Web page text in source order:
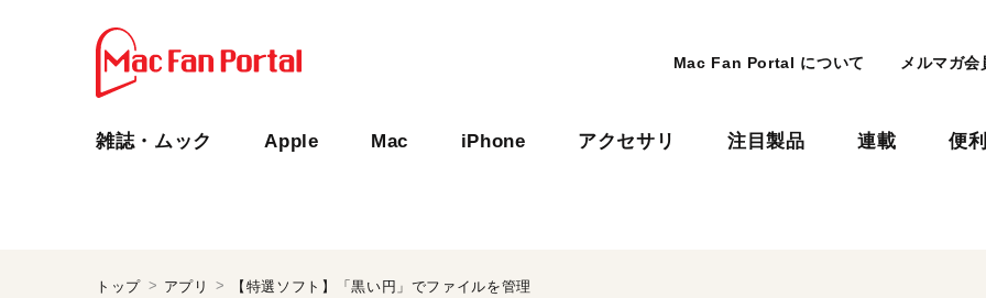
Mac Fan Portal について メルマガ会
雑誌・ムック Apple Mac iPhone アクセサリ 注目製品 連載 便
トップ アプリ 【特選ソフト】「黒い円」でファイルを管理